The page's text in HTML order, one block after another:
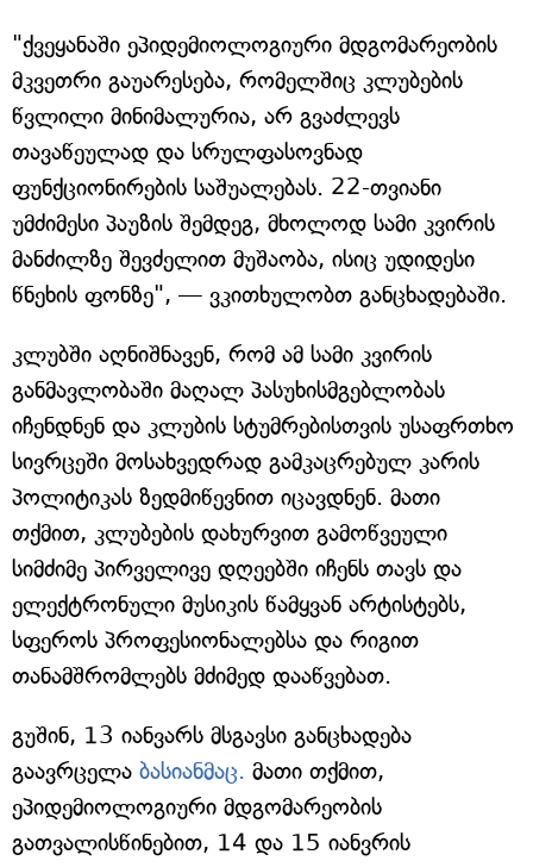
"ქვეყანაში ეპიდემიოლოგიური მდგომარეობის
მკვეთრი გაუარესება, რომელშიც კლუბების
წვლილი მინიმალურია, არ გვაძლევს
თავაწეულად და სრულფასოვნად
ფუნქციონირების საშუალებას. 22-თვიანი
უმძიმესი პაუზის შემდეგ, მხოლოდ სამი კვირის
მანძილზე შევძელით მუშაობა, ისიც უდიდესი
წნეხის ფონზე", — ვკითხულობთ განცხადებაში.
კლუბში აღნიშნავენ, რომ ამ სამი კვირის
განმავლობაში მაღალ პასუხისმგებლობას
იჩენდნენ და კლუბის სტუმრებისთვის უსაფრთხო
სივრცეში მოსახვედრად გამკაცრებულ კარის
პოლიტიკას ზედმიწევნით იცავდნენ. მათი
თქმით, კლუბების დახურვით გამოწვეული
სიმძიმე პირველივე დღეებში იჩენს თავს და
ელექტრონული მუსიკის წამყვან არტისტებს,
სფეროს პროფესიონალებსა და რიგით
თანამშრომლებს მძიმედ დააწვებათ.
გუშინ, 13 იანვარს მსგავსი განცხადება
გაავრცელა ბასიანმაც. მათი თქმით,
ეპიდემიოლოგიური მდგომარეობის
გათვალისწინებით, 14 და 15 იანვრის